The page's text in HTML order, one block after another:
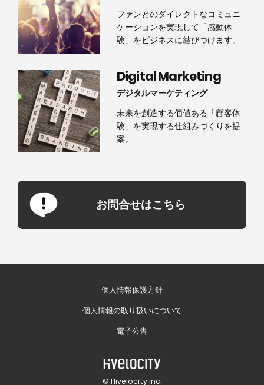
ファンとのダイレクトなコミュニ
ケーションを実現して「感動体
験」をビジネスに結びつけます。
Digital Marketing
デジタルマーケティング
未来を創造する価値ある「顧客体
験」を実現する仕組みづくりを提
案。
お問合せはこちら
個人情報保護方針
個人情報の取り扱いについて
電子公告
© Hivelocity inc.